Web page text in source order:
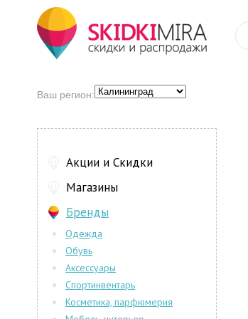
Ваш регион:
Акции и Скидки
Магазины
Бренды
Одежда
Обувь
Аксессуары
Спортинвентарь
Косметика, парфюмерия